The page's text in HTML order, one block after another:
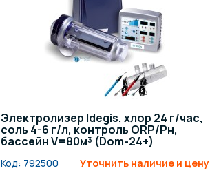
Электролизер Idegis, хлор 24 г/час,
соль 4-6 г/л, контроль ORP/Рн,
бассейн V=80м³ (Dom-24+)
Код: 792500 Уточнить наличие и цену